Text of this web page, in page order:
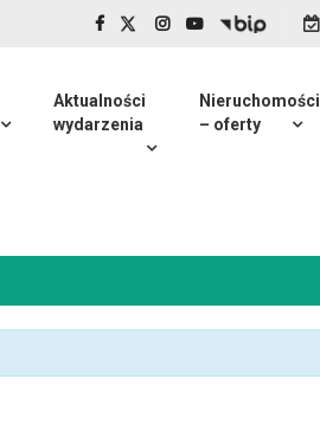
Aktualności
wydarzenia
Nieruchomości
– oferty